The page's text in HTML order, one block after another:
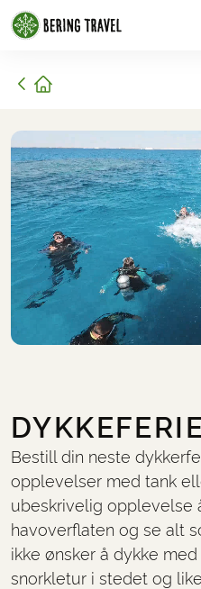
1
Hjem
Bestill din neste
opplevelser med tank
ubeskrivelig opplevelse
havoverflaten og se alt
ikke ønsker å dykke
snorkletur i stedet og